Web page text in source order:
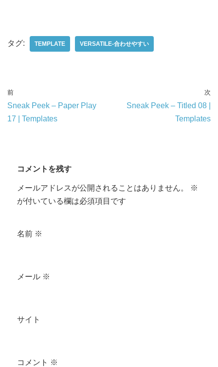
タグ: TEMPLATE VERSATILE-合わせやすい
前
Sneak Peek – Paper Play
17 | Templates
次
Sneak Peek – Titled 08 |
Templates
コメントを残す
メールアドレスが公開されることはありません。
※
が付いている欄は必須項目です
名前 ※
メール ※
サイト
コメント ※